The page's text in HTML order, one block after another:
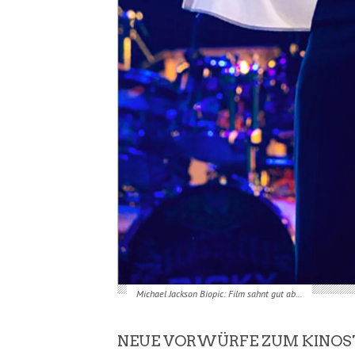
Michael Jackson Biopic: Film sahnt gut ab…
NEUE VORWÜRFE ZUM